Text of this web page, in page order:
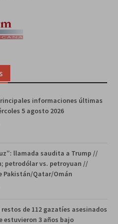
informaciones últimas
5 agosto 2026
llamada saudita a Trump //
petrodólar vs. petroyuan //
Pakistán/Qatar/Omán
de 112 gazatíes asesinados
estuvieron 3 años bajo